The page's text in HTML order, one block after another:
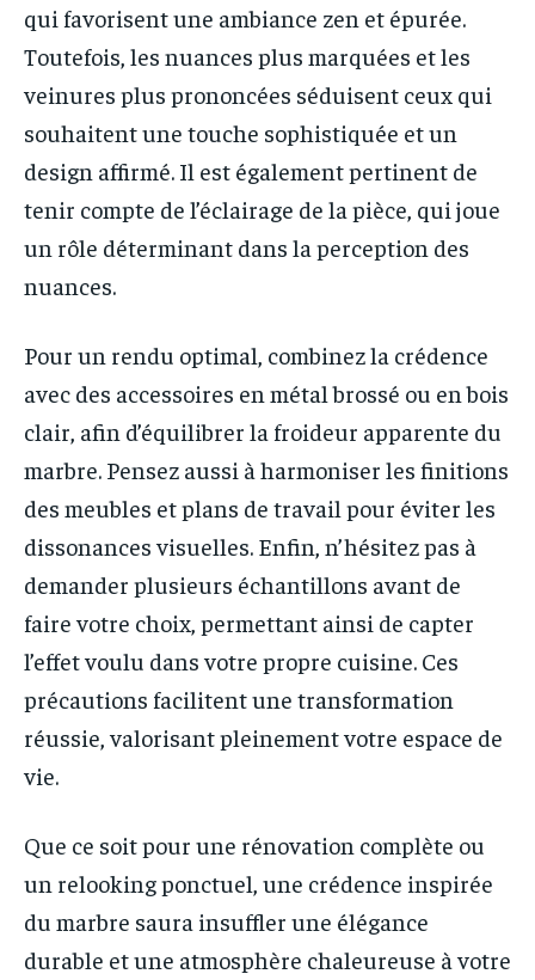
qui favorisent une ambiance zen et épurée.
Toutefois, les nuances plus marquées et les
veinures plus prononcées séduisent ceux qui
souhaitent une touche sophistiquée et un
design affirmé. Il est également pertinent de
tenir compte de l’éclairage de la pièce, qui joue
un rôle déterminant dans la perception des
nuances.
Pour un rendu optimal, combinez la crédence
avec des accessoires en métal brossé ou en bois
clair, afin d’équilibrer la froideur apparente du
marbre. Pensez aussi à harmoniser les finitions
des meubles et plans de travail pour éviter les
dissonances visuelles. Enfin, n’hésitez pas à
demander plusieurs échantillons avant de
faire votre choix, permettant ainsi de capter
l’effet voulu dans votre propre cuisine. Ces
précautions facilitent une transformation
réussie, valorisant pleinement votre espace de
vie.
Que ce soit pour une rénovation complète ou
un relooking ponctuel, une crédence inspirée
du marbre saura insuffler une élégance
durable et une atmosphère chaleureuse à votre